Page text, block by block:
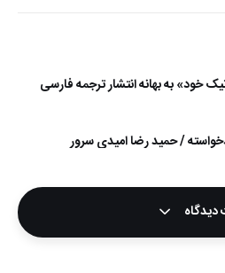
خود» به بهانه انتشار ترجمه فارسی
/ حمید رضا امیدی سرور
دیدگاه